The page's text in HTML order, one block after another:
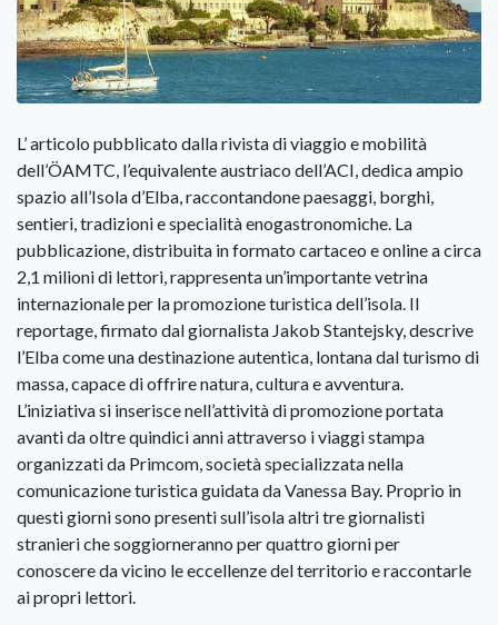
L’ articolo pubblicato dalla rivista di viaggio e mobilità
dell’ÖAMTC, l’equivalente austriaco dell’ACI, dedica ampio
spazio all’Isola d’Elba, raccontandone paesaggi, borghi,
sentieri, tradizioni e specialità enogastronomiche. La
pubblicazione, distribuita in formato cartaceo e online a circa
2,1 milioni di lettori, rappresenta un’importante vetrina
internazionale per la promozione turistica dell’isola. Il
reportage, firmato dal giornalista Jakob Stantejsky, descrive
l’Elba come una destinazione autentica, lontana dal turismo di
massa, capace di offrire natura, cultura e avventura.
L’iniziativa si inserisce nell’attività di promozione portata
avanti da oltre quindici anni attraverso i viaggi stampa
organizzati da Primcom, società specializzata nella
comunicazione turistica guidata da Vanessa Bay. Proprio in
questi giorni sono presenti sull’isola altri tre giornalisti
stranieri che soggiorneranno per quattro giorni per
conoscere da vicino le eccellenze del territorio e raccontarle
ai propri lettori.